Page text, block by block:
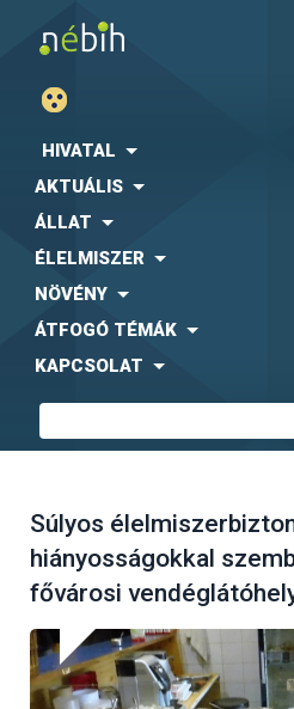
HIVATAL
AKTUÁLIS
ÁLLAT
ÉLELMISZER
NÖVÉNY
ÁTFOGÓ TÉMÁK
KAPCSOLAT
Súlyos
hiányosságokkal
fővárosi